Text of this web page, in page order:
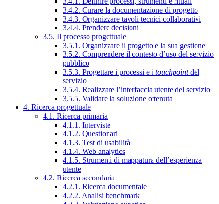
3.4.2. Curare la documentazione di progetto
3.4.3. Organizzare tavoli tecnici collaborativi
3.4.4. Prendere decisioni
3.5. Il processo progettuale
3.5.1. Organizzare il progetto e la sua gestione
3.5.2. Comprendere il contesto d’uso del servizio
pubblico
3.5.3. Progettare i processi e i touchpointdel
servizio
3.5.4. Realizzare l’interfaccia utente del servizio
3.5.5. Validare la soluzione ottenuta
4. Ricerca progettuale
4.1. Ricerca primaria
4.1.1. Interviste
4.1.2. Questionari
4.1.3. Test di usabilità
4.1.4. Web analytics
4.1.5. Strumenti di mappatura dell’esperienza
utente
4.2. Ricerca secondaria
4.2.1. Ricerca documentale
4.2.2. Analisi benchmark